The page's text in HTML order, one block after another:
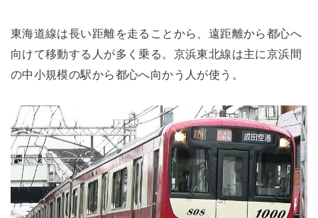
東海道線は長い距離を走ることから、遠距離から都心へ
向けて移動する人が多く乗る。京浜東北線は主に京浜間
の中小規模の駅から都心へ向かう人が使う。